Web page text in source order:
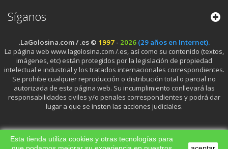
Síganos
.LaGolosina.com / .es © 1997- 2026 (29 años en Internet).
La página web www.lagolosina.com /.es, así como su contenido (textos,
imágenes, etc) están protegidos por la legislación de propiedad
intelectual e industrial y los tratados internacionales correspondientes.
Se prohibe cualquier reproducción o distribución total o parcial no
autorizada de esta página web. Su incumplimiento conllevará las
responsabilidades civiles y/o penales correspondientes y podrá dar
lugar a que se insten las acciones judiciales.
Esta tienda utiliza cookies y otras tecnologías para